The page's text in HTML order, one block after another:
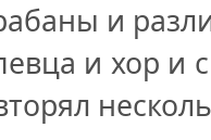
и
и хор и